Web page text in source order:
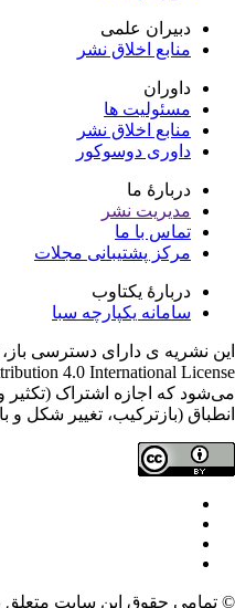
دبیران علمی
منابع اخلاق نشر
داوران
مسئولیت ها
منابع اخلاق نشر
داوری دوسوکور
دربارۀ ما
مدیریت نشر
تماس با ما
مرکز پشتیبانی مجلات
دربارۀ یکتاوب
سامانه یکپارچه سبا
نشریه ی دارای دسترسی باز،
که اجازه اشتراک (تکثیر و
(بازترکیب، تغییر شکل و
تمامی حقوق این سایت متعلق